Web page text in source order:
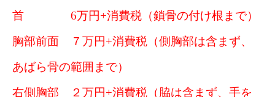
首 6万円+消費税（鎖骨の付け根まで）
胸部前面 ７万円+消費税（側胸部は含まず、
あばら骨の範囲まで）
右側胸部 ２万円+消費税（脇は含まず、手を